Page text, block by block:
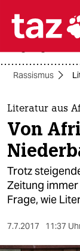
themen
politik
öko
gesellschaft
sport
Rassismus
Literatur aus
Von
Trotz
Zeitung
Frage, wie
7.7.2017 11:37